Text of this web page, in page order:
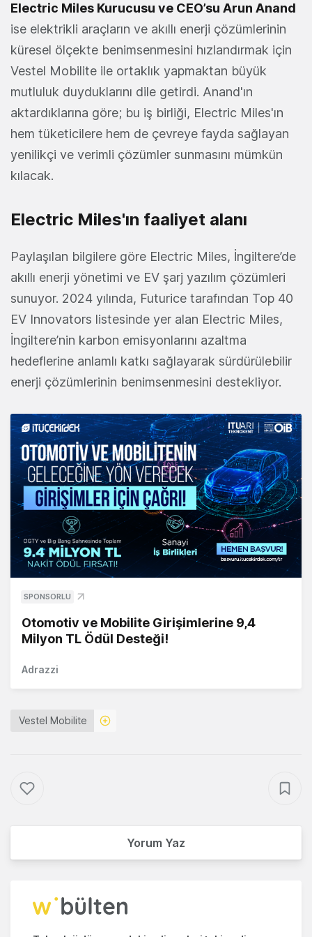
Electric Miles Kurucusu ve CEO’su Arun Anand
ise elektrikli araçların ve akıllı enerji çözümlerinin
küresel ölçekte benimsenmesini hızlandırmak için
Vestel Mobilite ile ortaklık yapmaktan büyük
mutluluk duyduklarını dile getirdi. Anand'ın
aktardıklarına göre; bu iş birliği, Electric Miles'ın
hem tüketicilere hem de çevreye fayda sağlayan
yenilikçi ve verimli çözümler sunmasını mümkün
kılacak.
Electric Miles'ın faaliyet alanı
Paylaşılan bilgilere göre Electric Miles, İngiltere’de
akıllı enerji yönetimi ve EV şarj yazılım çözümleri
sunuyor. 2024 yılında, Futurice tarafından Top 40
EV Innovators listesinde yer alan Electric Miles,
İngiltere’nin karbon emisyonlarını azaltma
hedeflerine anlamlı katkı sağlayarak sürdürülebilir
enerji çözümlerinin benimsenmesini destekliyor.
SPONSORLU
Otomotiv ve Mobilite Girişimlerine 9,4
Milyon TL Ödül Desteği!
Adrazzi
Vestel Mobilite
Yorum Yaz